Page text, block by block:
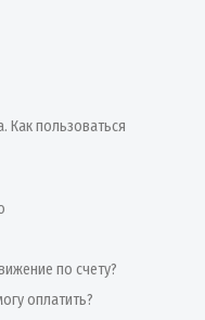
Как пользоваться
по счету?
оплатить?